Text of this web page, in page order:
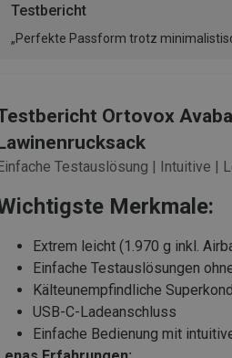
Testbericht
„Perfekte Passform trotz
Ortovox
Testauslösung | Intuitive |
Merkmale:
Extrem leicht (1.970 g inkl.
Einfache Testauslösungen
Kälteunempfindliche
USB-C-Ladeanschluss
Einfache Bedienung mit